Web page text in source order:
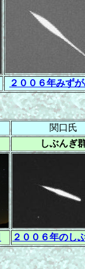
２００６年みず
関口氏
しぶんぎ
２００６年のし